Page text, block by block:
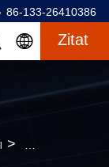
86-133-26410386
Zitat
> Haltbarkeit 2